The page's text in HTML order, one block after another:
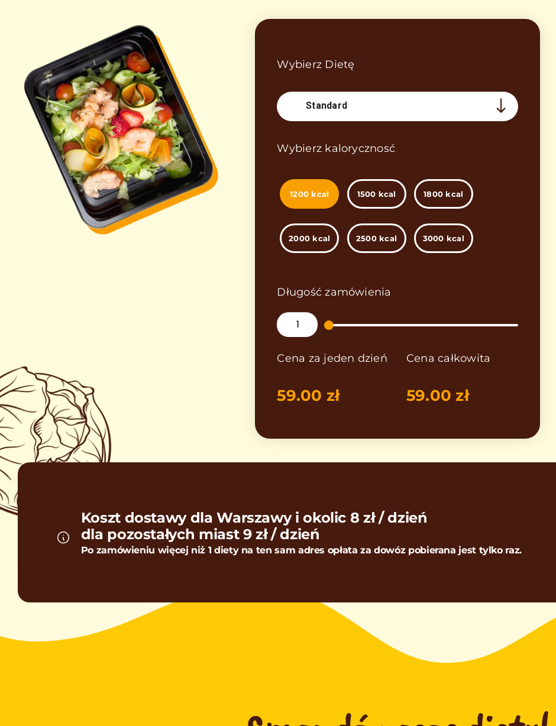
Wybierz Dietę
Standard
Wybierz kalorycznosć
1200 kcal 1500 kcal 1800 kcal
2000 kcal 2500 kcal 3000 kcal
Długość zamówienia
Cena za jeden dzień
59.00 zł
Cena całkowita
59.00 zł
Koszt dostawy dla Warszawy i okolic 8 zł / dzień
dla pozostałych miast 9 zł / dzień
Po zamówieniu więcej niż 1 diety na ten sam adres opłata za dowóz pobierana jest tylko raz.